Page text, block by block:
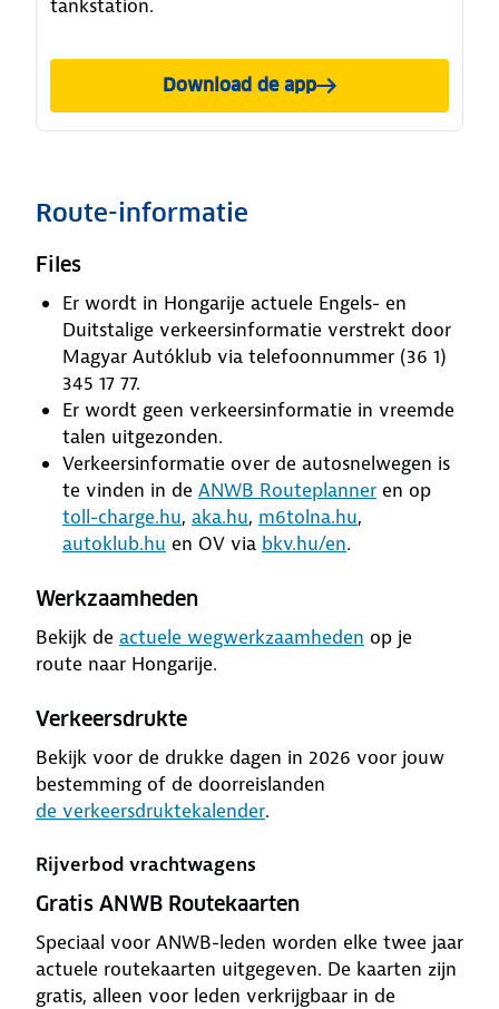
tankstation.
Download de app
Route-informatie
Files
Er wordt in Hongarije actuele Engels- en
Duitstalige verkeersinformatie verstrekt door
Magyar Autóklub via telefoonnummer (36 1)
345 17 77.
Er wordt geen verkeersinformatie in vreemde
talen uitgezonden.
Verkeersinformatie over de autosnelwegen is
te vinden in de ANWB Routeplanner en op
toll-charge.hu, aka.hu, m6tolna.hu,
autoklub.hu en OV via bkv.hu/en.
Werkzaamheden
Bekijk de actuele wegwerkzaamheden op je
route naar Hongarije.
Verkeersdrukte
Bekijk voor de drukke dagen in 2026 voor jouw
bestemming of de doorreislanden
de verkeersdruktekalender.
Rijverbod vrachtwagens
Gratis ANWB Routekaarten
Speciaal voor ANWB-leden worden elke twee jaar
actuele routekaarten uitgegeven. De kaarten zijn
gratis, alleen voor leden verkrijgbaar in de